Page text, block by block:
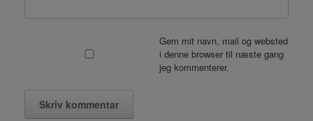
Gem mit navn, mail og websted
i denne browser til næste gang
jeg kommenterer.